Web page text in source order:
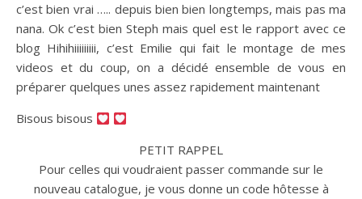
c’est bien vrai ….. depuis bien bien longtemps, mais pas ma
nana. Ok c’est bien Steph mais quel est le rapport avec ce
blog Hihihiiiiiiiii, c’est Emilie qui fait le montage de mes
videos et du coup, on a décidé ensemble de vous en
préparer quelques unes assez rapidement maintenant
Bisous bisous
PETIT RAPPEL
Pour celles qui voudraient passer commande sur le
nouveau catalogue, je vous donne un code hôtesse à